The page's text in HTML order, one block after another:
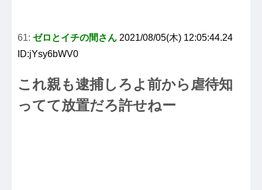
61: ゼロとイチの間さん 2021/08/05(木) 12:05:44.24
ID:jYsy6bWV0
これ親も逮捕しろよ前から虐待知
ってて放置だろ許せねー